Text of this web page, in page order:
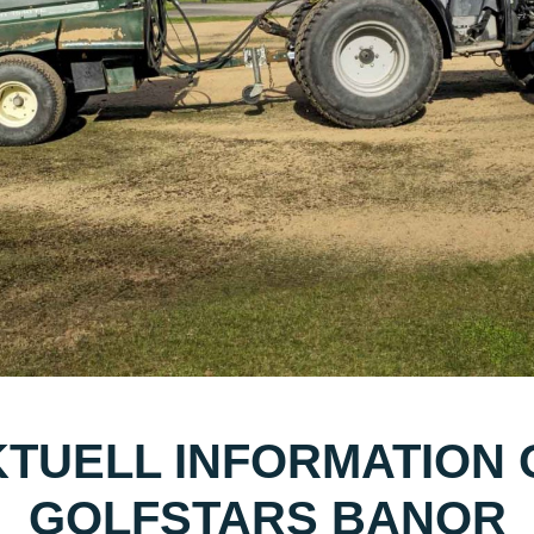
INFORMATION
GOLFSTARS BANOR